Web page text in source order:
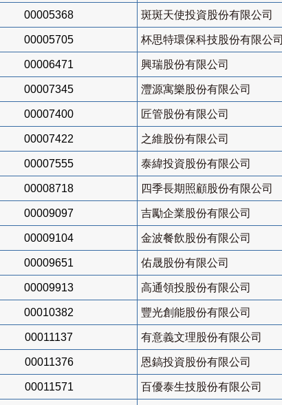
00005368 斑斑天使投資股份有限公司
00005705 杯思特環保科技股份有限公司
00006471 興瑞股份有限公司
00007345 灃源寓樂股份有限公司
00007400 匠管股份有限公司
00007422 之維股份有限公司
00007555 泰緯投資股份有限公司
00008718 四季長期照顧股份有限公司
00009097 吉勵企業股份有限公司
00009104 金波餐飲股份有限公司
00009651 佑晟股份有限公司
00009913 高通領投股份有限公司
00010382 豐光創能股份有限公司
00011137 有意義文理股份有限公司
00011376 恩鎬投資股份有限公司
00011571 百優泰生技股份有限公司